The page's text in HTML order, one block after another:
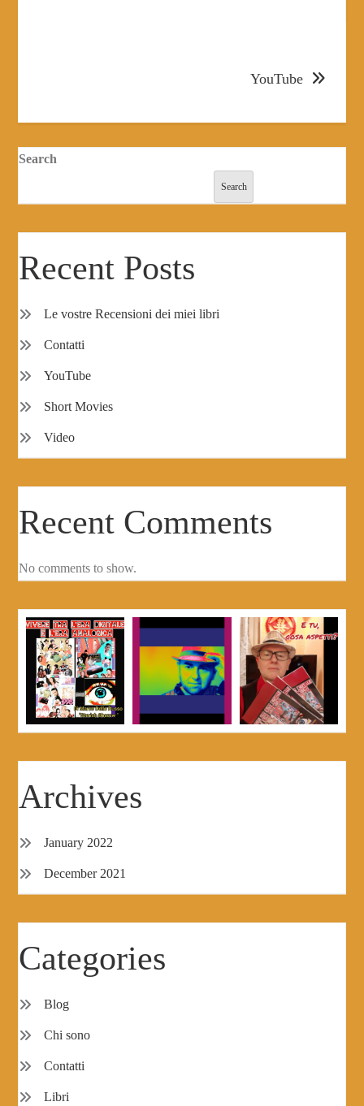
YouTube
Search
Search
Recent Posts
Le vostre Recensioni dei miei libri
Contatti
YouTube
Short Movies
Video
Recent Comments
No comments to show.
Archives
January 2022
December 2021
Categories
Blog
Chi sono
Contatti
Libri